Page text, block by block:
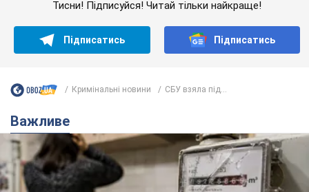
Тисни! Підписуйся! Читай тільки найкраще!
Підписатись Підписатись
Кримінальні новини СБУ взяла під...
Важливе